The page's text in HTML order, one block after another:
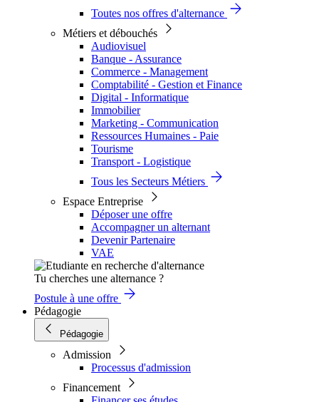
Toutes nos offres d'alternance
Métiers et débouchés
Audiovisuel
Banque - Assurance
Commerce - Management
Comptabilité - Gestion et Finance
Digital - Informatique
Immobilier
Marketing - Communication
Ressources Humaines - Paie
Tourisme
Transport - Logistique
Tous les Secteurs Métiers
Espace Entreprise
Déposer une offre
Accompagner un alternant
Devenir Partenaire
VAE
Tu cherches une alternance ?
Postule à une offre
Pédagogie
Pédagogie
Admission
Processus d'admission
Financement